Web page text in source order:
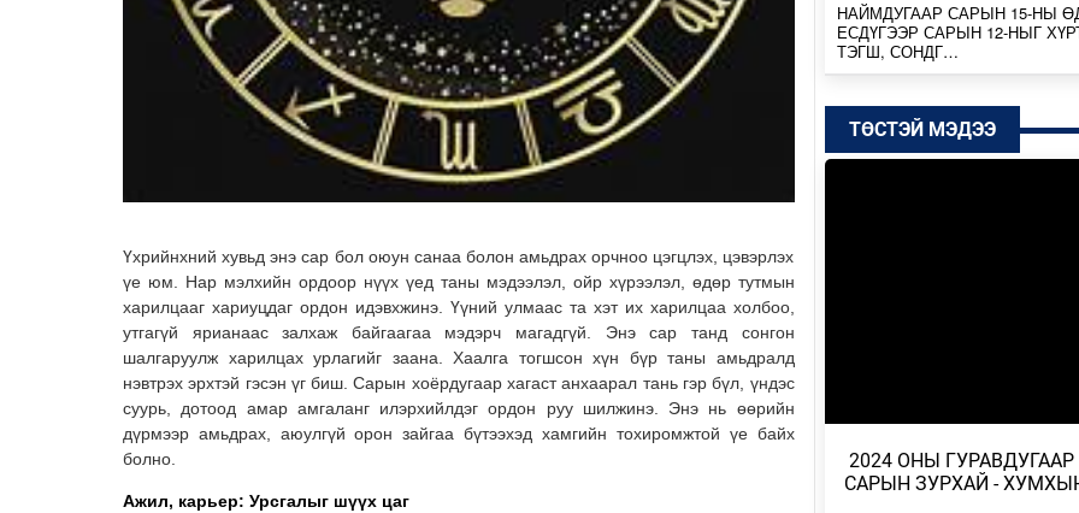
Үхрийнхний хувьд энэ сар бол оюун санаа болон амьдрах орчноо цэгцлэх, цэвэрлэх
үе юм. Нар мэлхийн ордоор нүүх үед таны мэдээлэл, ойр хүрээлэл, өдөр тутмын
харилцааг хариуцдаг ордон идэвхжинэ. Үүний улмаас та хэт их харилцаа холбоо,
утгагүй ярианаас залхаж байгаагаа мэдэрч магадгүй. Энэ сар танд сонгон
шалгаруулж харилцах урлагийг заана. Хаалга тогшсон хүн бүр таны амьдралд
нэвтрэх эрхтэй гэсэн үг биш. Сарын хоёрдугаар хагаст анхаарал тань гэр бүл, үндэс
суурь, дотоод амар амгаланг илэрхийлдэг ордон руу шилжинэ. Энэ нь өөрийн
дүрмээр амьдрах, аюулгүй орон зайгаа бүтээхэд хамгийн тохиромжтой үе байх
болно.
Ажил, карьер: Урсгалыг шүүх цаг
НАЙМДУГААР САРЫН 15-НЫ
ЕСДҮГЭЭР САРЫН 12-НЫГ
ТЭГШ, СОНДГ…
ТӨВ, ГОВЬ, ЗҮҮН АЙМГУУДЫН
ЗАРИМ ГАЗРААР ДУУ
МОНГОЛБАНК 7 ДУГААР САРД
ТӨСТЭЙ МЭДЭЭ
​ 2024 ОНЫ ГУРАВДУГААР
САРЫН ЗУРХАЙ -